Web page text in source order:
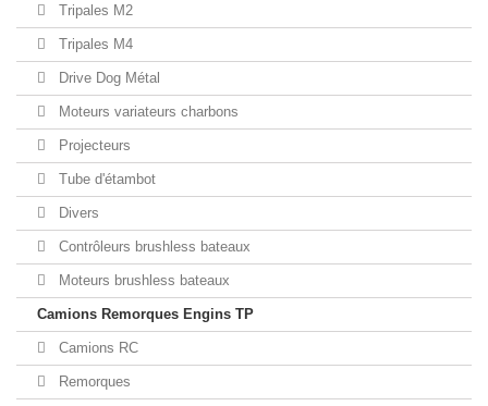
Tripales M2
Tripales M4
Drive Dog Métal
Moteurs variateurs charbons
Projecteurs
Tube d'étambot
Divers
Contrôleurs brushless bateaux
Moteurs brushless bateaux
Camions Remorques Engins TP
Camions RC
Remorques